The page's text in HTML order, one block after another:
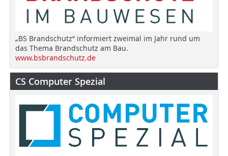
„BS Brandschutz“ informiert zweimal im Jahr rund um
das Thema Brandschutz am Bau.
www.bsbrandschutz.de
CS Computer Spezial